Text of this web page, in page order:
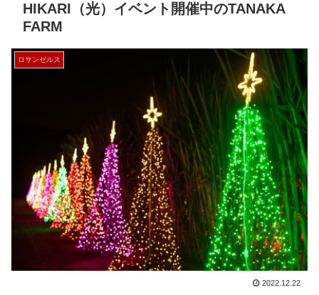
HIKARI（光）イベント開催中のTANAKA
FARM
ロサンゼルス
2022.12.22